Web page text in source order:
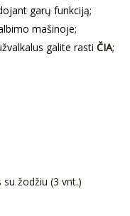
žodžiu (3 vnt.)
garų funkciją;
mašinoje;
galite rasti ČIA;